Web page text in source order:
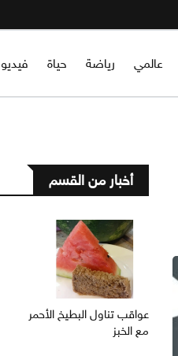
عالمي رياضة حياة فيديو
أخبار من القسم
عواقب تناول البطيخ الأحمر
مع الخبز